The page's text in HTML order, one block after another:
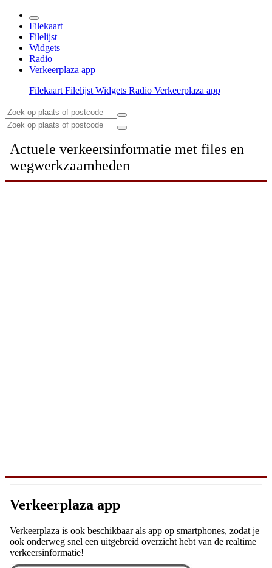
Filekaart
Filelijst
Widgets
Radio
Verkeerplaza app
Filekaart Filelijst Widgets Radio Verkeerplaza app
Actuele verkeersinformatie met files en
wegwerkzaamheden
Verkeerplaza app
Verkeerplaza is ook beschikbaar als app op smartphones, zodat je
ook onderweg snel een uitgebreid overzicht hebt van de realtime
verkeersinformatie!